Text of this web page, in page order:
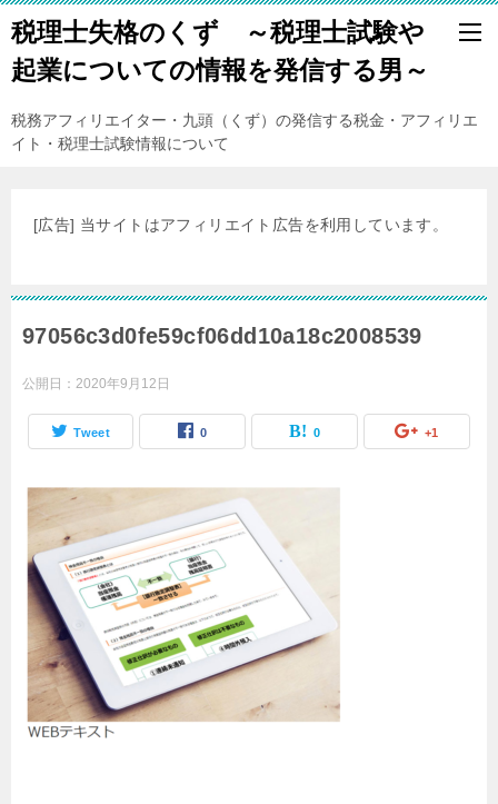
税理士失格のくず ～税理士試験や
起業についての情報を発信する男～
税務アフィリエイター・九頭（くず）の発信する税金・アフィリエ
イト・税理士試験情報について
[広告] 当サイトはアフィリエイト広告を利用しています。
97056c3d0fe59cf06dd10a18c2008539
公開日： 2020年9月12日
Tweet 0 0 +1